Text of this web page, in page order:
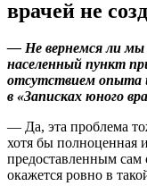
врачей не
— Не вернемся ли мы
населенный пункт
отсутствием опыта
в «Записках юного
— Да, эта проблема
хотя бы полноценная
предоставленным сам
окажется ровно в